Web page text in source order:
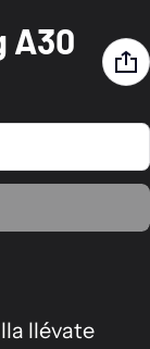
A30
llévate